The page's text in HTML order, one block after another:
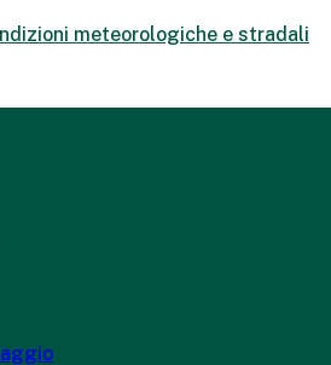
meteorologiche e stradali